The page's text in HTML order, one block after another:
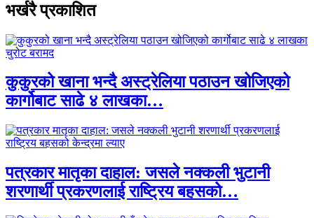
भर्खरै प्रकाशित
कुकुरको खाना भन्दै अस्ट्रेलिया पठाउन खोजिएको
कार्गोबाट साढे ४ लाखका…
पत्रकार मातृका दाहाल: जसले नक्कली भुटानी
शरणार्थी प्रकरणलाई राष्ट्रिय बहसको…